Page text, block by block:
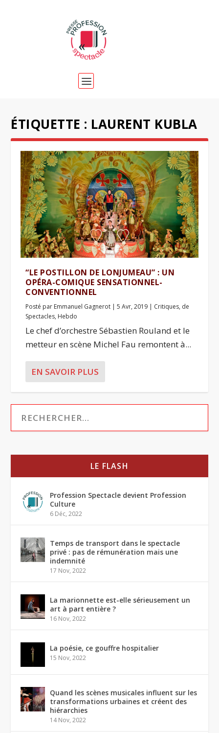
ÉTIQUETTE : LAURENT KUBLA
“LE POSTILLON DE LONJUMEAU” : UN
OPÉRA-COMIQUE SENSATIONNEL-
CONVENTIONNEL
Posté par Emmanuel Gagnerot |5 Avr, 2019 | Critiques, de
Spectacles, Hebdo
Le chef d’orchestre Sébastien Rouland et le
metteur en scène Michel Fau remontent à...
EN SAVOIR PLUS
LE FLASH
Profession Spectacle devient Profession
Culture
6 Déc, 2022
Temps de transport dans le spectacle
privé : pas de rémunération mais une
indemnité
17 Nov, 2022
La marionnette est-elle sérieusement un
art à part entière ?
16 Nov, 2022
La poésie, ce gouffre hospitalier
15 Nov, 2022
Quand les scènes musicales influent sur les
transformations urbaines et créent des
hiérarchies
14 Nov, 2022